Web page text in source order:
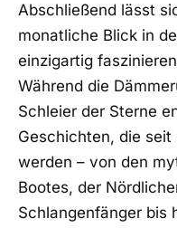
Abschließend lässt
monatliche ⁢Blick in
einzigartig
Während die
Schleier der ⁣Sterne
⁤Geschichten, die
‍werden – von den
Bootes, der
Schlangenfänger bis